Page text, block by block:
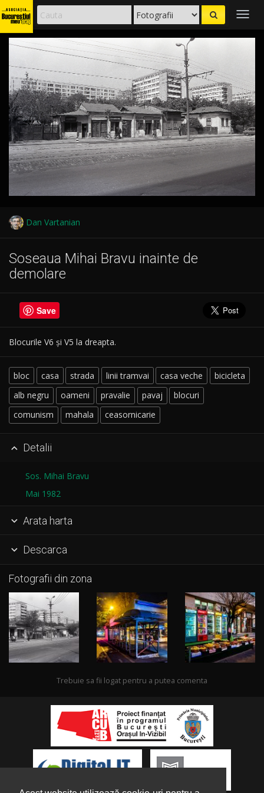
Dan Vartanian
Soseaua Mihai Bravu inainte de
demolare
Save
Blocurile V6 și V5 la dreapta.
bloc casa strada linii tramvai casa veche
bicicleta
alb negru
oameni pravalie pavaj
blocuri
comunism
mahala ceasornicarie
 Detalii
Sos. Mihai Bravu
Mai 1982
 Arata harta
 Descarca
Fotografii din zona
Trebuie sa fii logat pentru a putea comenta